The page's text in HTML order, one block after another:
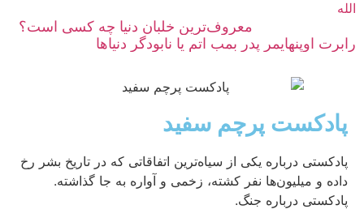
معروف‌ترین خلبان دنیا چه کسی است؟
رابرت اوپنهایمر پدر بمب اتم یا نابودگر دنیاها
پادکست پرچم سفید
پادکستی درباره یکی از سیاه‌ترین اتفاقاتی که در تاریخ بشر رخ
داده و میلیون‌ها نفر کشته،‌ زخمی و آواره به جا گذاشته.
پادکستی درباره جنگ.